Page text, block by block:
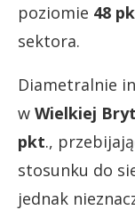
poziomie 48
sektora.
Diametralnie
w Wielkiej
pkt.,
stosunku do
jednak